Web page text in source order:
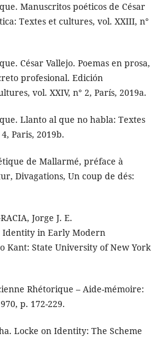
Manuscritos poéticos de César
Textes et cultures, vol. XXIII, n°
César Vallejo. Poemas en prosa,
profesional. Edición
vol. XXIV, n° 2, París, 2019a.
Llanto al que no habla: Textes
Paris, 2019b.
de Mallarmé, préface à
Divagations, Un coup de dés:
Jorge J. E.
in Early Modern
Kant: State University of New York
Rhétorique – Aide-mémoire:
p. 172-229.
Locke on Identity: The Scheme